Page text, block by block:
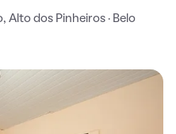
Alto dos Pinheiros · Belo